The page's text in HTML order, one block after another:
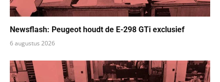
Newsflash: Peugeot houdt de E-298 GTi exclusief
6 augustus 2026